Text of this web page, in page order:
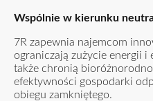
Wspólnie w kierunku
7R zapewnia najemcom
ograniczają zużycie energii i
także chronią
efektywności gospodarki
obiegu zamkniętego.